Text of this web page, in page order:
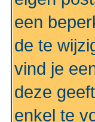
een
de te
vind je
deze
enkel te